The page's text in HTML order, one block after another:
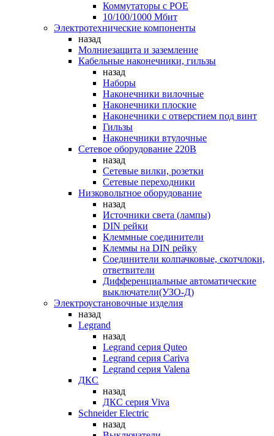
Коммутаторы c POE
10/100/1000 Мбит
Электротехнические компоненты
назад
Молниезащита и заземление
Кабельные наконечники, гильзы
назад
Наборы
Наконечники вилочные
Наконечники плоские
Наконечники с отверстием под винт
Гильзы
Наконечники втулочные
Сетевое оборудование 220В
назад
Сетевые вилки, розетки
Сетевые переходники
Низковольтное оборудование
назад
Источники света (лампы)
DIN рейки
Клеммные соединители
Клеммы на DIN рейку
Соединители колпачковые, скотчлоки,
ответвители
Дифференциальные автоматические
выключатели(УЗО-Д)
Электроустановочные изделия
назад
Legrand
назад
Legrand серия Quteo
Legrand серия Cariva
Legrand серия Valena
ДКС
назад
ДКС серия Viva
Schneider Electric
назад